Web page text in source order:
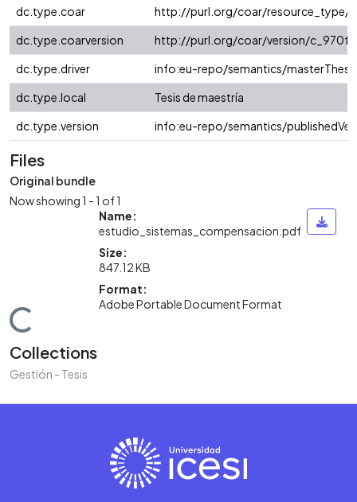
dc.type.coar
http://purl.org/coar/resource_type/
dc.type.coarversion
http://purl.org/coar/version/
dc.type.driver
info:eu-repo/semantics/masterThesis
dc.type.local
Tesis de maestría
dc.type.version
info:eu-repo/semantics/
Files
Original bundle
Now showing1 - 1 of 1
Name:
estudio_sistemas_compensacion.pdf
Size:
847.12 KB
Format:
Adobe Portable Document Format
Collections
Gestión - Tesis